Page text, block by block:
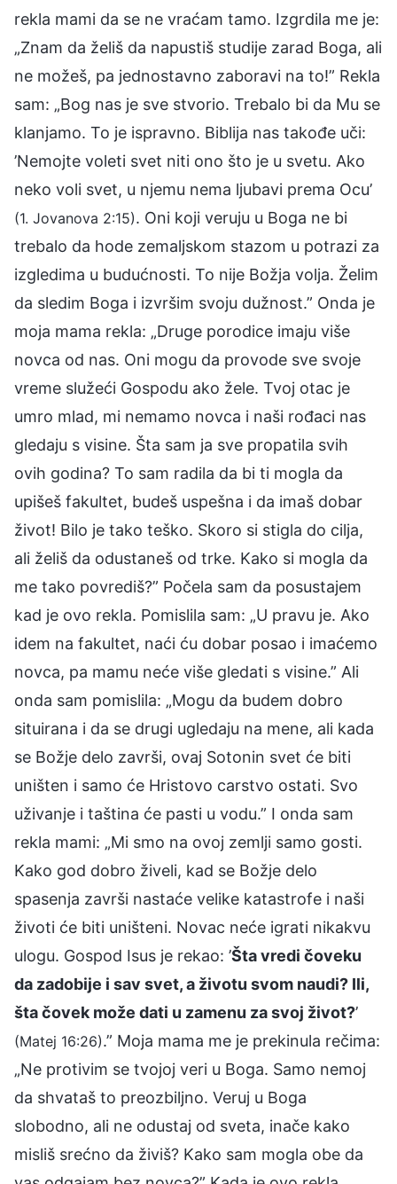
rekla mami da se ne vraćam tamo. Izgrdila me je:
„Znam da želiš da napustiš studije zarad Boga, ali
ne možeš, pa jednostavno zaboravi na to!” Rekla
sam: „Bog nas je sve stvorio. Trebalo bi da Mu se
klanjamo. To je ispravno. Biblija nas takođe uči:
’Nemojte voleti svet niti ono što je u svetu. Ako
neko voli svet, u njemu nema ljubavi prema Ocu’
(1. Jovanova 2:15). Oni koji veruju u Boga ne bi
trebalo da hode zemaljskom stazom u potrazi za
izgledima u budućnosti. To nije Božja volja. Želim
da sledim Boga i izvršim svoju dužnost.” Onda je
moja mama rekla: „Druge porodice imaju više
novca od nas. Oni mogu da provode sve svoje
vreme služeći Gospodu ako žele. Tvoj otac je
umro mlad, mi nemamo novca i naši rođaci nas
gledaju s visine. Šta sam ja sve propatila svih
ovih godina? To sam radila da bi ti mogla da
upišeš fakultet, budeš uspešna i da imaš dobar
život! Bilo je tako teško. Skoro si stigla do cilja,
ali želiš da odustaneš od trke. Kako si mogla da
me tako povrediš?” Počela sam da posustajem
kad je ovo rekla. Pomislila sam: „U pravu je. Ako
idem na fakultet, naći ću dobar posao i imaćemo
novca, pa mamu neće više gledati s visine.” Ali
onda sam pomislila: „Mogu da budem dobro
situirana i da se drugi ugledaju na mene, ali kada
se Božje delo završi, ovaj Sotonin svet će biti
uništen i samo će Hristovo carstvo ostati. Svo
uživanje i taština će pasti u vodu.” I onda sam
rekla mami: „Mi smo na ovoj zemlji samo gosti.
Kako god dobro živeli, kad se Božje delo
spasenja završi nastaće velike katastrofe i naši
životi će biti uništeni. Novac neće igrati nikakvu
ulogu. Gospod Isus je rekao: ’Šta vredi čoveku
da zadobije i sav svet, a životu svom naudi? Ili,
šta čovek može dati u zamenu za svoj život?’
(Matej 16:26).” Moja mama me je prekinula rečima:
„Ne protivim se tvojoj veri u Boga. Samo nemoj
da shvataš to preozbiljno. Veruj u Boga
slobodno, ali ne odustaj od sveta, inače kako
misliš srećno da živiš? Kako sam mogla obe da